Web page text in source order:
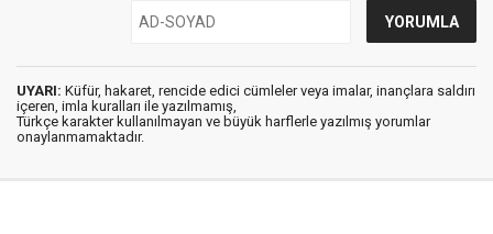
UYARI: Küfür, hakaret, rencide edici cümleler veya imalar, inançlara saldırı
içeren, imla kuralları ile yazılmamış,
Türkçe karakter kullanılmayan ve büyük harflerle yazılmış yorumlar
onaylanmamaktadır.